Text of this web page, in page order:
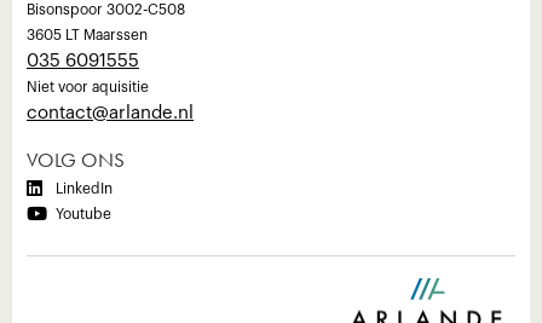
Bisonspoor 3002-C508
3605 LT Maarssen
035 6091555
Niet voor aquisitie
‍contact@arlande.nl
VOLG ONS
 LinkedIn
 Youtube